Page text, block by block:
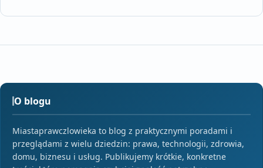
O blogu
Miastaprawczlowieka to blog z praktycznymi poradami i
przeglądami z wielu dziedzin: prawa, technologii, zdrowia,
domu, biznesu i usług. Publikujemy krótkie, konkretne